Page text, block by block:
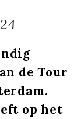
de Tour
op het